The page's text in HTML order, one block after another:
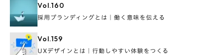
Vol.160
採用ブランディングとは｜働く意味を伝える
Vol.159
UXデザインとは｜行動しやすい体験をつくる